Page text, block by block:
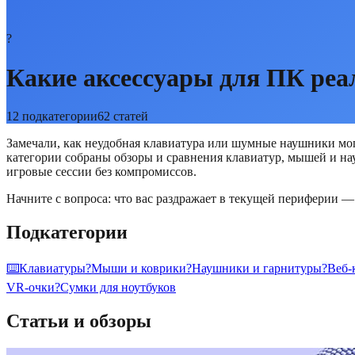
?
Какие аксессуары для ПК
12 подкатегории62 статей
Замечали, как неудобная клавиатура или шумные наушники
категории собраны обзоры и сравнения клавиатур, мышей и
игровые сессии без компромиссов.
Начните с вопроса: что вас раздражает в текущей периферии
Подкатегории
⌨️Клавиатуры?️Мыши и коврики?Наушники и гарнитуры?Веб-
VR-очки?Сумки для ноутбуков
Статьи и обзоры